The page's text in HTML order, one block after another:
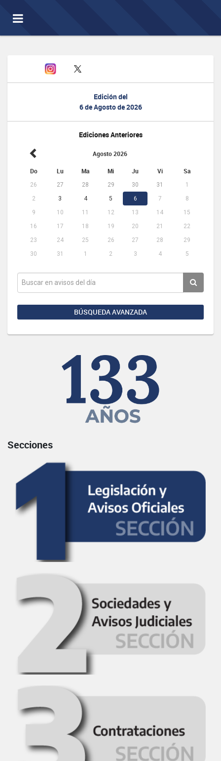
Toggle
navigation
Edición del
6 de Agosto de 2026
Ediciones Anteriores
Agosto 2026
Do Lu Ma Mi Ju Vi Sa
26 27 28 29 30 31
1
2
3 4 5 6 7
8
9
10 11 12 13 14
15
16
17 18 19 20 21
22
23
24 25 26 27 28
29
30
31 1 2 3 4 5
BÚSQUEDA AVANZADA
Secciones